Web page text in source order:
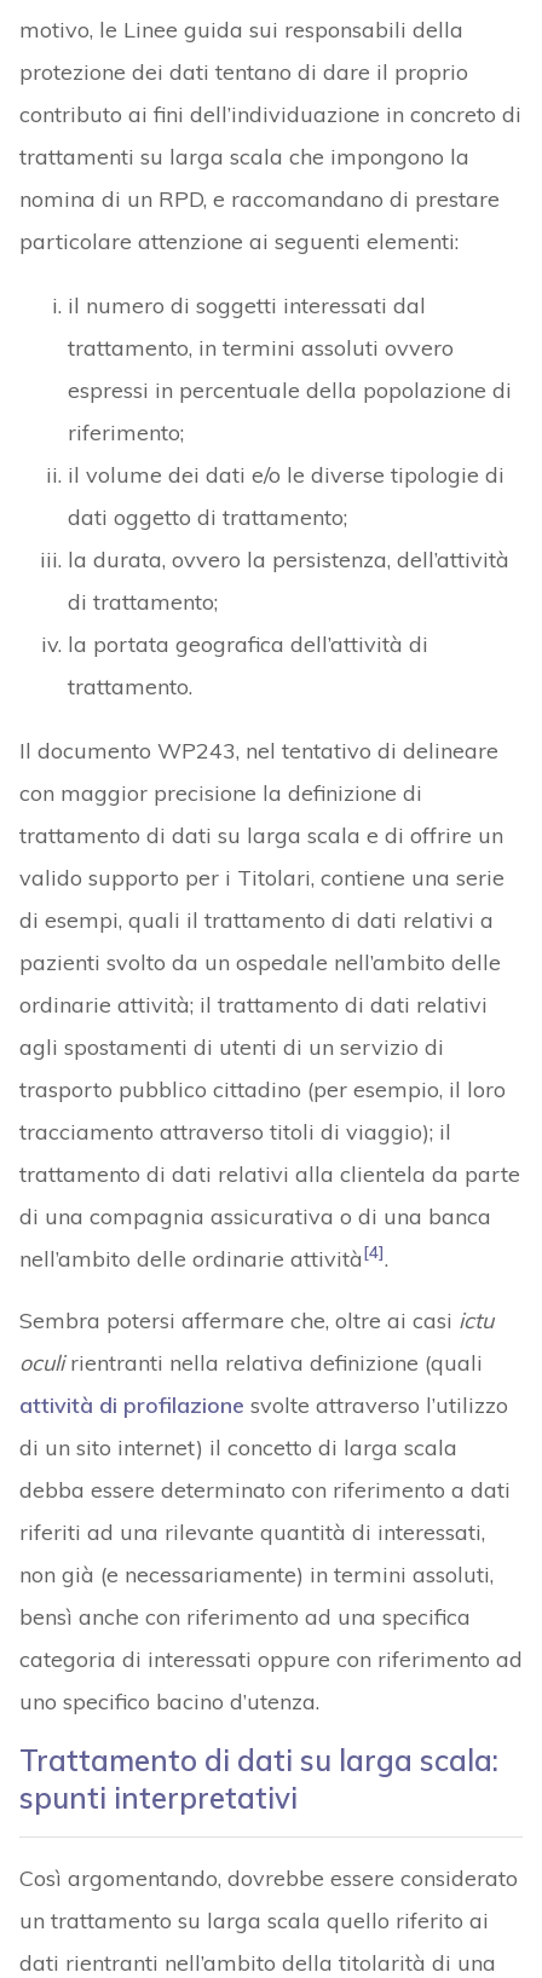
motivo, le Linee guida sui responsabili della
protezione dei dati tentano di dare il proprio
contributo ai fini dell’individuazione in concreto di
trattamenti su larga scala che impongono la
nomina di un RPD, e raccomandano di prestare
particolare attenzione ai seguenti elementi:
il numero di soggetti interessati dal
trattamento, in termini assoluti ovvero
espressi in percentuale della popolazione di
riferimento;
il volume dei dati e/o le diverse tipologie di
dati oggetto di trattamento;
la durata, ovvero la persistenza, dell’attività
di trattamento;
la portata geografica dell’attività di
trattamento.
Il documento WP243, nel tentativo di delineare
con maggior precisione la definizione di
trattamento di dati su larga scala e di offrire un
valido supporto per i Titolari, contiene una serie
di esempi, quali il trattamento di dati relativi a
pazienti svolto da un ospedale nell’ambito delle
ordinarie attività; il trattamento di dati relativi
agli spostamenti di utenti di un servizio di
trasporto pubblico cittadino (per esempio, il loro
tracciamento attraverso titoli di viaggio); il
trattamento di dati relativi alla clientela da parte
di una compagnia assicurativa o di una banca
nell’ambito delle ordinarie attività[4].
Sembra potersi affermare che, oltre ai casi ictu
oculirientranti nella relativa definizione (quali
attività di profilazione svolte attraverso l’utilizzo
di un sito internet) il concetto di larga scala
debba essere determinato con riferimento a dati
riferiti ad una rilevante quantità di interessati,
non già (e necessariamente) in termini assoluti,
bensì anche con riferimento ad una specifica
categoria di interessati oppure con riferimento ad
uno specifico bacino d’utenza.
Trattamento di dati su larga scala:
spunti interpretativi
Così argomentando, dovrebbe essere considerato
un trattamento su larga scala quello riferito ai
dati rientranti nell’ambito della titolarità di una